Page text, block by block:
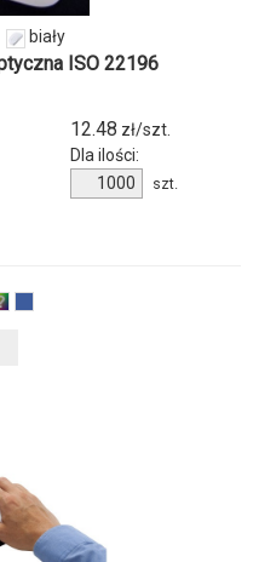
01
biały
ISO 22196
12.48 zł/szt.
Dla ilości:
Ilość
produktu
szt.
ilości
produktu